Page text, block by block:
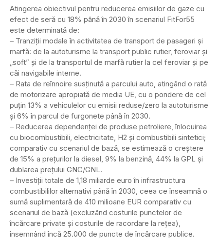
Atingerea obiectivul pentru reducerea emisiilor de gaze cu
efect de seră cu 18% până în 2030 în scenariul FitFor55
este determinată de:
– Tranziții modale în activitatea de transport de pasageri și
marfă: de la autoturisme la transport public rutier, feroviar și
„soft” și de la transportul de marfă rutier la cel feroviar și pe
căi navigabile interne.
– Rata de reînnoire susținută a parcului auto, atingând o rată
de motorizare apropiată de media UE, cu o pondere de cel
puțin 13% a vehiculelor cu emisii reduse/zero la autoturisme
și 6% în parcul de furgonete până în 2030.
– Reducerea dependenței de produse petroliere, înlocuirea
cu biocombustibili, electricitate, H2 și combustibili sintetici;
comparativ cu scenariul de bază, se estimează o creștere
de 15% a prețurilor la diesel, 9% la benzină, 44% la GPL și
dublarea prețului GNC/GNL.
– Investiții totale de 1,18 miliarde euro în infrastructura
combustibililor alternativi până în 2030, ceea ce înseamnă o
sumă suplimentară de 410 milioane EUR comparativ cu
scenariul de bază (excluzând costurile punctelor de
încărcare private și costurile de racordare la rețea),
însemnând încă 25.000 de puncte de încărcare publice.